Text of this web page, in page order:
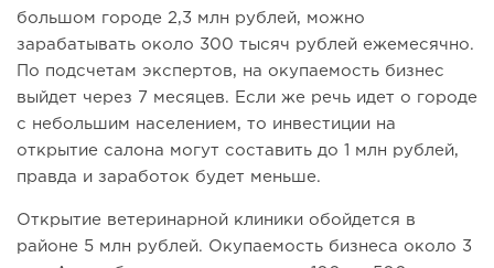
большом городе 2,3 млн рублей, можно
зарабатывать около 300 тысяч рублей ежемесячно.
По подсчетам экспертов, на окупаемость бизнес
выйдет через 7 месяцев. Если же речь идет о городе
с небольшим населением, то инвестиции на
открытие салона могут составить до 1 млн рублей,
правда и заработок будет меньше.
Открытие ветеринарной клиники обойдется в
районе 5 млн рублей. Окупаемость бизнеса около 3